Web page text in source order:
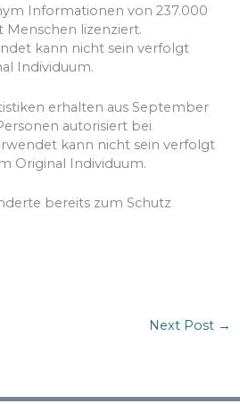
Informationen von 237.000
Menschen lizenziert.
kann nicht sein verfolgt
Individuum.
erhalten aus September
autorisiert bei
kann nicht sein verfolgt
Original Individuum.
bereits zum Schutz
Next Post →